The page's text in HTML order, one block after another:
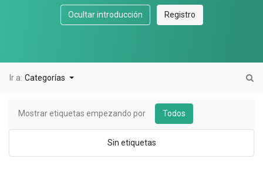
Ocultar introducción Registro
Ir a: Categorías
Mostrar etiquetas empezando por Todos
Sin etiquetas